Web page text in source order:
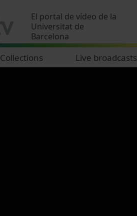
El portal de vídeo de la
Universitat de
Barcelona
Collections Live broadcasts